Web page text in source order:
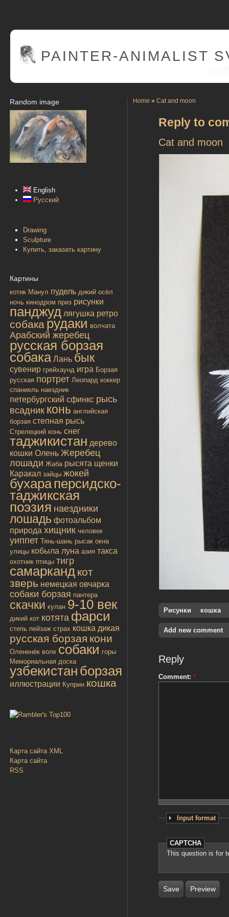
PAINTER-ANIMALIST
Random image
English
Русский
Drawing
Sculpture
Купить, заказать картину
Картины
котик Манул пудель дикий осёл
ночь кинодром приз рисунки
панджуд лягушка ретро
собака рудаки волчата
Арабский жеребец
русская борзая
собака Лань бык
сувенир грейхаунд игра Борзая
русская портрет Леопард коккер
спаниель наездник
петербургский сфинкс рысь
всадник конь английская
борзая степная рысь
Стрелецкий конь снег
таджикистан дерево
кошки Олень Жеребец
лошади Жаба рысята щенки
Каракал зайцы жокей
бухараперсидско-
таджикская
поэзия наездники
лошадь фотоальбом
природа хищник человек
уиппет Тянь-шань рысак окна
улицы кобыла луна азия такса
охотник птицы тигр
самарканд кот
зверь немецкая овчарка
собаки борзая пантера
скачки кулан 9-10 век
дикий кот котята фарси
степь пейзаж страх кошка дикая
русская борзая кони
Олененёк волк собаки горы
Мемориальная доска
узбекистан борзая
иллюстрации Куприн кошка
Карта сайта XML
Карта сайта
RSS
Home » Cat and moon
Reply to
Cat and moon
Рисунки кошка
Add new comment
Reply
Comment: *
Input format
CAPTCHA
This question is for